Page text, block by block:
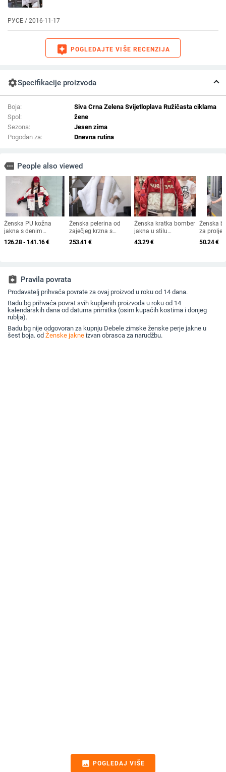
РУСЕ / 2016-11-17
assistant POGLEDAJTE VIŠE RECENZIJA
settingsSpecifikacije proizvoda
Boja:
Siva Crna Zelena Svijetloplava Ružičasta ciklama
Spol:
žene
Sezona:
Jesen zima
Pogodan za:
Dnevna rutina
more People also viewed
Ženska PU kožna
jakna s denim
panelima, brodom
slova i graffiti uzorci —
126.28 - 141.16€
Ženska pelerina od
zaječjeg krzna s
kragnom od lisice, za
jesen-zimu, topla i
253.41 €
Ženska kratka bomber
jakna u stilu
motocikla, blok boja,
proljeće/jesen, vezeni
43.29€
Ženska
za
udoban
50.24€
assignment_return Pravila povrata
Prodavatelj prihvaća povrate za ovaj proizvod u roku od 14 dana.
Badu.bg prihvaća povrat svih kupljenih proizvoda u roku od 14
kalendarskih dana od datuma primitka (osim kupaćih kostima i donjeg
rublja).
Badu.bg nije odgovoran za kupnju Debele zimske ženske perje jakne u
šest boja. od Ženske jakne izvan obrasca za narudžbu.
image POGLEDAJ VIŠE